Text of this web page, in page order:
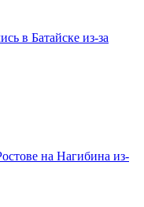
в Батайске из-за
на Нагибина из-